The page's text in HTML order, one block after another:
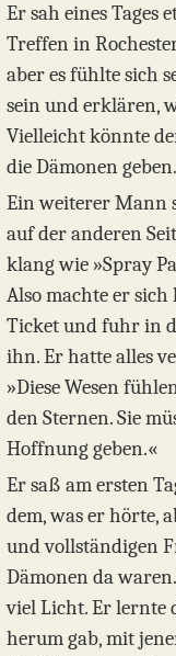
Er sah eines Tages
Treffen in
aber es fühlte sich
sein und erklären,
Vielleicht könnte
die Dämonen geben.
Ein weiterer Mann
auf der anderen
klang wie »Spray
Also machte er sich
Ticket und fuhr in
ihn. Er hatte alles
»Diese Wesen
den Sternen. Sie
Hoffnung geben.«
Er saß am ersten
dem, was er hörte,
und vollständigen
Dämonen da
viel Licht. Er lernte
herum gab, mit